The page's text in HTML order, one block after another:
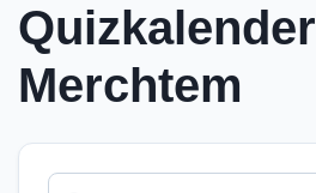
Quizkalender
Merchtem